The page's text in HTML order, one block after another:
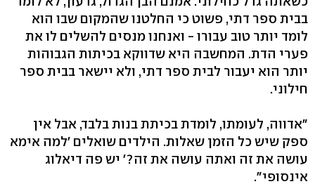
בבית ספר דתי, פשוט כי החלטנו שהמקום שבו הוא
לומד יותר טוב עבורו - ואנחנו מנסים להשלים לו את
פערי הדת. המחשבה היא שדווקא בכיתות הגבוהות
יותר הוא יעבור לבית ספר דתי, ולא יישאר בבית ספר
חילוני.
"אדווה, לעומתו, לומדת בכיתת בנות בלבד, אבל אין
ספק שיש כל הזמן שאלות. הילדים שואלים 'למה אימא
עושה את זה ואתה עושה את זה?' יש פה דיאלוג
אינסופי".